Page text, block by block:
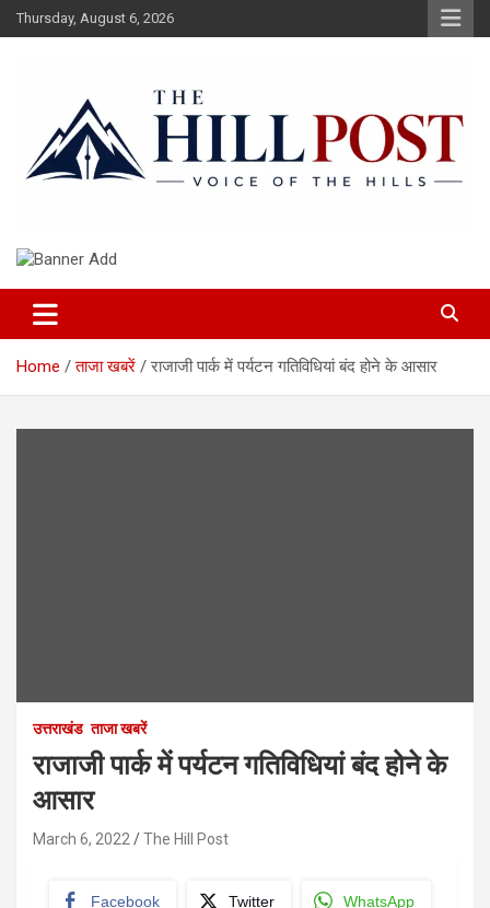
Skip
to
Thursday, August 6, 2026
The Hillpost
Home ताजा खबरें राजाजी पार्क में पर्यटन गतिविधियां बंद होने के आसार
उत्तराखंड ताजा खबरें
राजाजी पार्क में पर्यटन गतिविधियां बंद होने के
आसार
March 6, 2022 The Hill Post
Facebook Twitter WhatsApp